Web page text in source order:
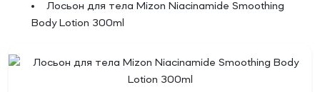
Лосьон для тела Mizon Niacinamide Smoothing
Body Lotion 300ml